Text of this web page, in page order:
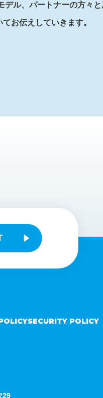
デル、パートナーの方々と
お伝えしていきます。
SECURITY POLICY
29